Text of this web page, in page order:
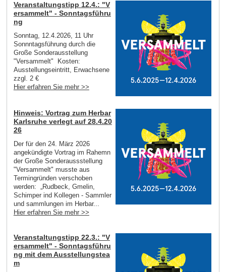
Veranstaltungstipp 12.4.: "V
ersammelt" - Sonntagsführu
ng
Sonntag, 12.4.2026, 11 Uhr
Sonnntagsführung durch die
Große Sonderausstellung
"Versammelt" Kosten:
Ausstellungseintritt, Erwachsene
zzgl. 2 €
Hier erfahren Sie mehr >>
Hinweis: Vortrag zum Herbar
Karlsruhe verlegt auf 28.4.20
26
Der für den 24. März 2026
angekündigte Vortrag im Rahemn
der Große Sonderaussstellung
"Versammelt" musste aus
Termingründen verschoben
werden: „Rudbeck, Gmelin,
Schimper ind Kollegen - Sammler
und sammlungen im Herbar...
Hier erfahren Sie mehr >>
Veranstaltungstipp 22.3.: "V
ersammelt" - Sonntagsführu
ng mit dem Ausstellungstea
m